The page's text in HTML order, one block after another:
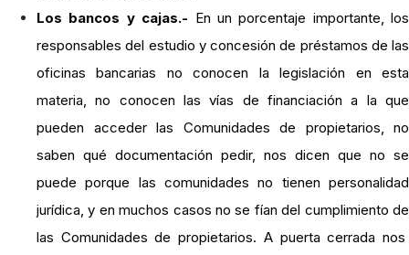
Los bancos y cajas.- En un porcentaje importante, los
responsables del estudio y concesión de préstamos de las
oficinas bancarias no conocen la legislación en esta
materia, no conocen las vías de financiación a la que
pueden acceder las Comunidades de propietarios, no
saben qué documentación pedir, nos dicen que no se
puede porque las comunidades no tienen personalidad
jurídica, y en muchos casos no se fían del cumplimiento de
las Comunidades de propietarios. A puerta cerrada nos